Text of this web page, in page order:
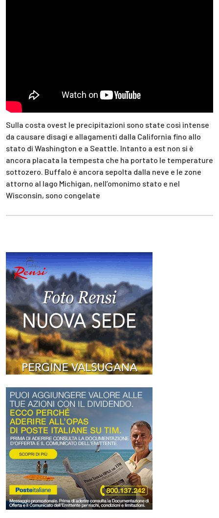
Sulla costa ovest le precipitazioni sono state così intense
da causare disagi e allagamenti dalla California fino allo
stato di Washington e a Seattle. Intanto a est non si è
ancora placata la tempesta che ha portato le temperature
sottozero. Buffalo è ancora sepolta dalla neve e le zone
attorno al lago Michigan, nell’omonimo stato e nel
Wisconsin, sono congelate